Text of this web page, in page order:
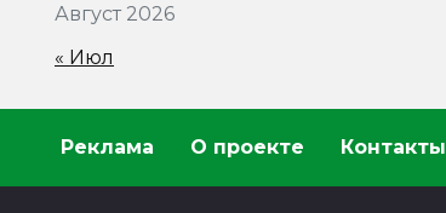
Август 2026
« Июл
Реклама О проекте Контакты